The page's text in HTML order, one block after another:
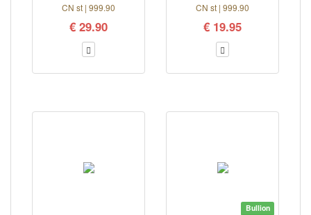
CN st | 999.90
€ 29.90
CN st | 999.90
€ 19.95
Bullion